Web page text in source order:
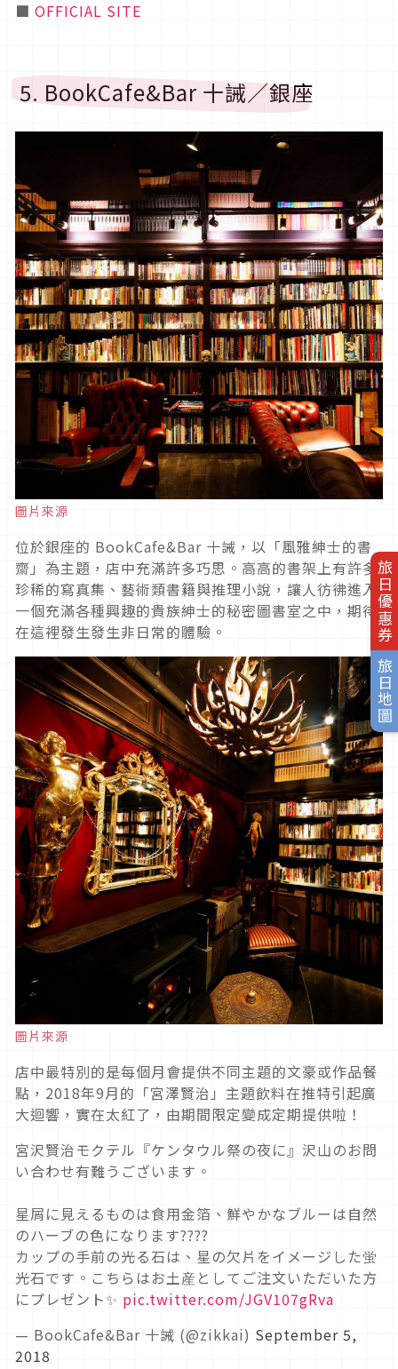
旅日優惠券
旅日地圖
■ OFFICIAL SITE
5. BookCafe&Bar 十誡／銀座
圖片來源
位於銀座的 BookCafe&Bar 十誡，以「風雅紳士的書
齋」為主題，店中充滿許多巧思。高高的書架上有許多
珍稀的寫真集、藝術類書籍與推理小說，讓人彷彿進入
一個充滿各種興趣的貴族紳士的秘密圖書室之中，期待
在這裡發生發生非日常的體驗。
圖片來源
店中最特別的是每個月會提供不同主題的文豪或作品餐
點，2018年9月的「宮澤賢治」主題飲料在推特引起廣
大迴響，實在太紅了，由期間限定變成定期提供啦！
宮沢賢治モクテル『ケンタウル祭の夜に』沢山のお問
い合わせ有難うございます。
星屑に見えるものは食用金箔、鮮やかなブルーは自然
のハーブの色になります????
カップの手前の光る石は、星の欠片をイメージした蛍
光石です。こちらはお土産としてご注文いただいた方
にプレゼント✨ pic.twitter.com/JGV107gRva
— BookCafe&Bar 十誡 (@zikkai) September 5,
2018